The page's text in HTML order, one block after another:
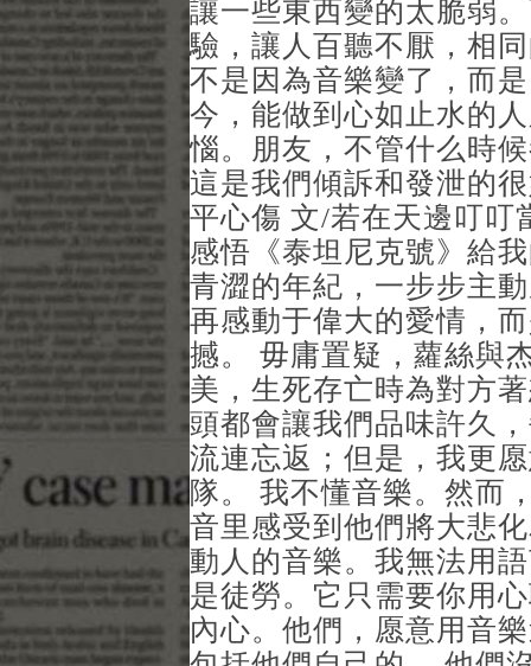
讓一些東西變的太脆弱
驗，讓人百聽不厭，相
不是因為音樂變了，而
今，能做到心如止水的
惱。朋友，不管什么時
這是我們傾訴和發泄的
平心傷 文/若在天邊叮叮
感悟《泰坦尼克號》給
青澀的年紀，一步步主
再感動于偉大的愛情，
撼。 毋庸置疑，蘿絲與
美，生死存亡時為對方
頭都會讓我們品味許久
流連忘返；但是，我更
隊。 我不懂音樂。然而
音里感受到他們將大悲
動人的音樂。我無法用
是徒勞。它只需要你用
內心。他們，愿意用音